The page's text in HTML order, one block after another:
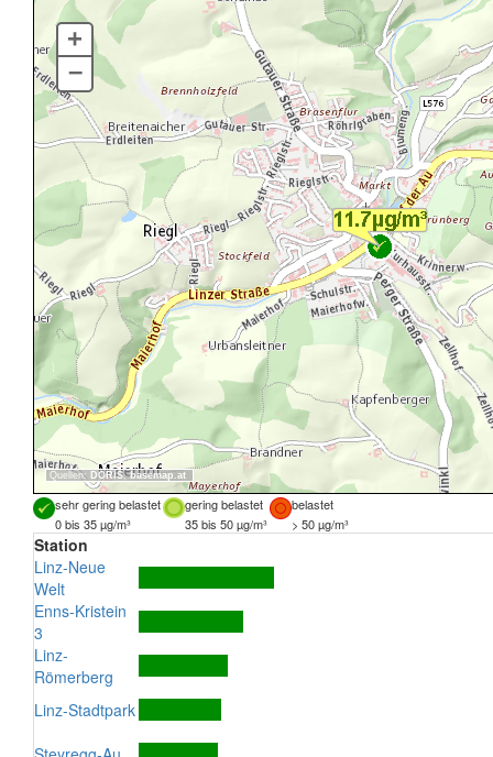
Quellen: DORIS,basemap.at
+
–
sehr gering belastet gering belastet
belastet
0 bis 35 µg/m³
35 bis 50 µg/m³ > 50 µg/m³
Station
Linz-Neue
Welt
Enns-Kristein
3
Linz-
Römerberg
Linz-Stadtpark